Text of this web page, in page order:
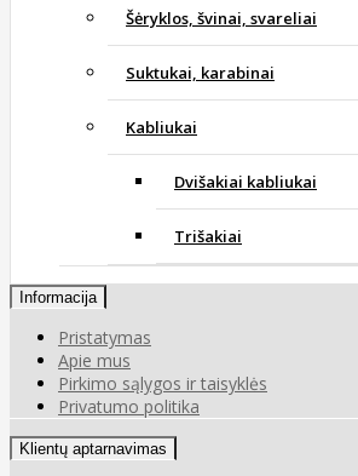
Šėryklos, švinai, svareliai
Suktukai, karabinai
Kabliukai
Dvišakiai kabliukai
Trišakiai
Informacija
Pristatymas
Apie mus
Pirkimo sąlygos ir taisyklės
Privatumo politika
Klientų aptarnavimas